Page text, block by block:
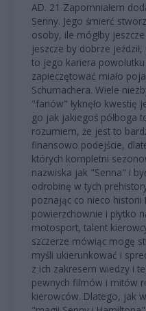
AD. 21 Zapomniałem
Senny. Jego śmierć
osoby, ile mógłby
jeszcze by dobrze
to jego kariera powolutku
zapieczętować miało
Schumachera. Wiele
"fanów" łyknęło kwestię
go jak jakiegoś półboga
rozumiem, że jest to
finansowo podejście,
których kompletni
nazwiska jak "Senna" i
odrobinę w tych
poznając co nieco historii
powierzchownie i płytko
motosport, talent
szczerze mówiąc mogę
myśli ukierunkować i
z ich zakresem wiedzy i
pewnych filmów i mitów
kierowców. Dlatego, jak